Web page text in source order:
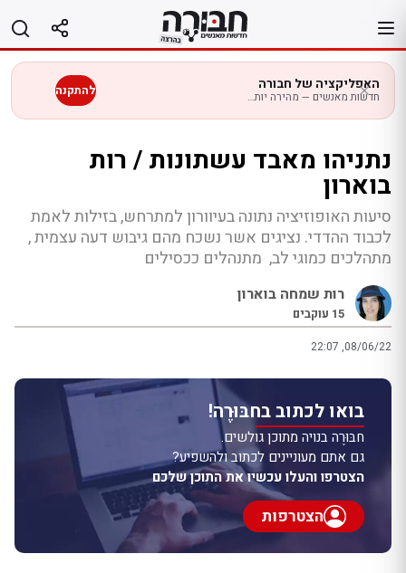
לתוכן
האפליקציה של חבורה
חדשות מאנשים — מהירה יותר בנייד להתקנה
נתניהו מאבד עשתונות / רות
בוארון
סיעות האופוזיציה נתונה בעיוורון למתרחש, בזילות לאמת
לכבוד ההדדי. נציגים אשר נשכח מהם גיבוש דעה עצמית ,
מתהלכים כמוגי לב, מתנהלים ככסילים
רות שמחה בוארון
15 עוקבים
22:07 ,08/06/22
בואו לכתוב בחבּוּרֶה!
חבּוּרֶה בנויה מתוכן גולשים.
גם אתם מעוניינים לכתוב ולהשפיע?
הצטרפו והעלו עכשיו את התוכן שלכם
הצטרפות